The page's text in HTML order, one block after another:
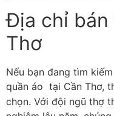
Địa chỉ bán
Thơ
Nếu bạn đang tìm
quần áo tại Cần Thơ,
chọn. Với đội ngũ thợ